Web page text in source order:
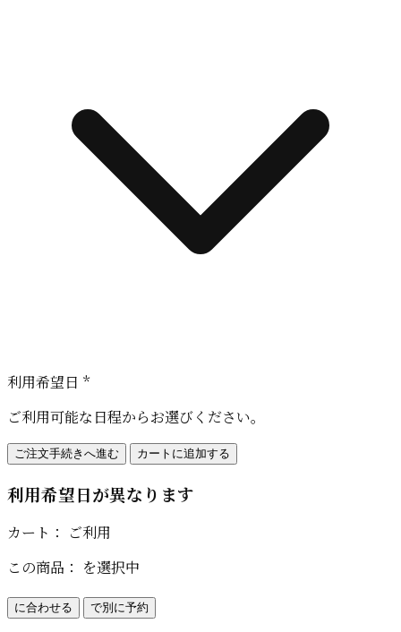
利用希望日 *
ご利用可能な日程からお選びください。
ご注文手続きへ進む カートに追加する
利用希望日が異なります
カート：
ご利用
この商品： を選択中
に合わせる で別に予約